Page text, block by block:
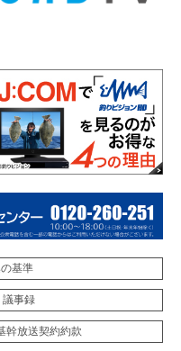
基準
議事録
幹放送契約約款